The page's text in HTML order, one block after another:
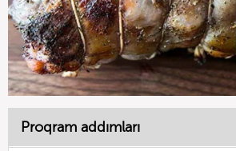
Proqram addımları